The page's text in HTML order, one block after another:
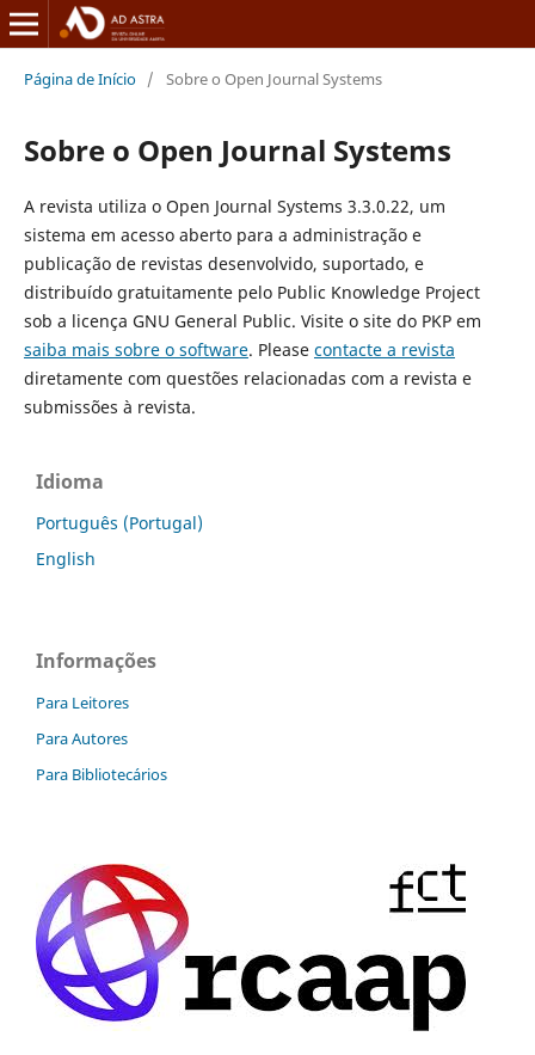
Página de Início / Sobre o Open Journal Systems
Sobre o Open Journal Systems
A revista utiliza o Open Journal Systems 3.3.0.22, um
sistema em acesso aberto para a administração e
publicação de revistas desenvolvido, suportado, e
distribuído gratuitamente pelo Public Knowledge Project
sob a licença GNU General Public. Visite o site do PKP em
saiba mais sobre o software. Please contacte a revista
diretamente com questões relacionadas com a revista e
submissões à revista.
Idioma
Português (Portugal)
English
Informações
Para Leitores
Para Autores
Para Bibliotecários